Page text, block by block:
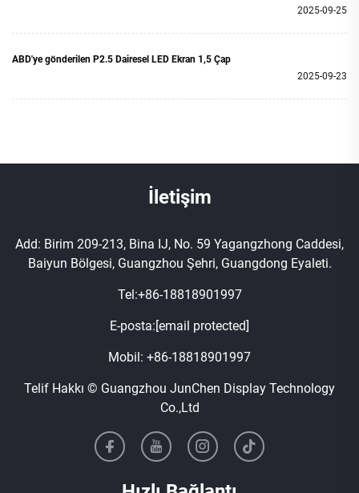
2025-09-25
ABD'ye gönderilen P2.5 Dairesel LED Ekran 1,5 Çap
2025-09-23
İletişim
Add: Birim 209-213, Bina IJ, No. 59 Yagangzhong Caddesi,
Baiyun Bölgesi, Guangzhou Şehri, Guangdong Eyaleti.
Tel:+86-18818901997
E-posta:[email protected]
Mobil: +86-18818901997
Telif Hakkı © Guangzhou JunChen Display Technology
Co.,Ltd